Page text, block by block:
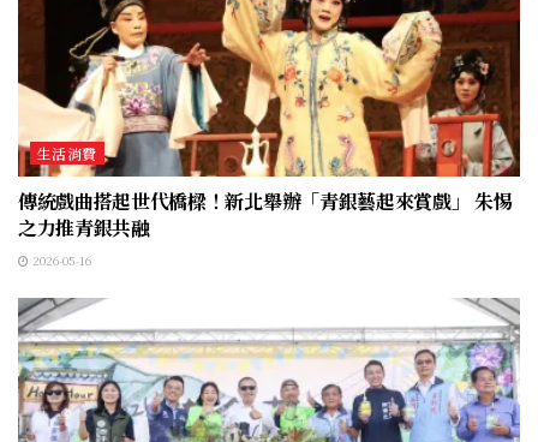
生活消費
傳統戲曲搭起世代橋樑！新北舉辦「青銀藝起來賞戲」 朱惕
之力推青銀共融
2026-05-16